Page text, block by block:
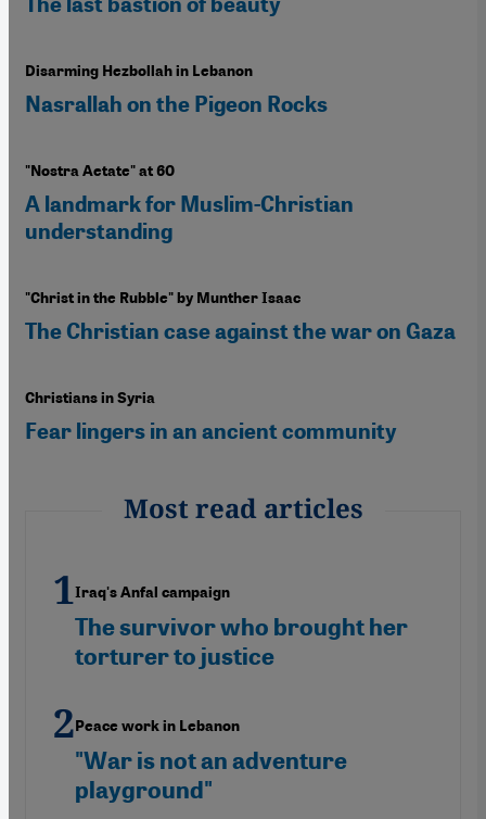
Disarming Hezbollah in Lebanon
Nasrallah on the Pigeon Rocks
"Nostra Aetate" at 60
A landmark for Muslim-Christian
understanding
"Christ in the Rubble" by Munther Isaac
The Christian case against the war on Gaza
Christians in Syria
Fear lingers in an ancient community
Most read articles
Iraq's Anfal campaign
The survivor who brought her
torturer to justice
Peace work in Lebanon
"War is not an adventure
playground"